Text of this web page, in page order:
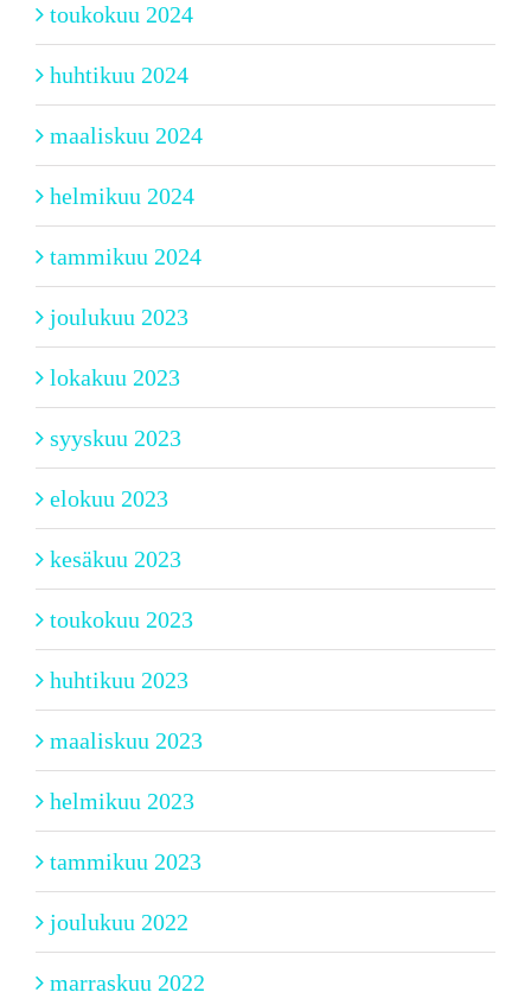
toukokuu 2024
huhtikuu 2024
maaliskuu 2024
helmikuu 2024
tammikuu 2024
joulukuu 2023
lokakuu 2023
syyskuu 2023
elokuu 2023
kesäkuu 2023
toukokuu 2023
huhtikuu 2023
maaliskuu 2023
helmikuu 2023
tammikuu 2023
joulukuu 2022
marraskuu 2022